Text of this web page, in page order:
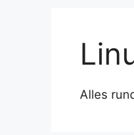
Alles